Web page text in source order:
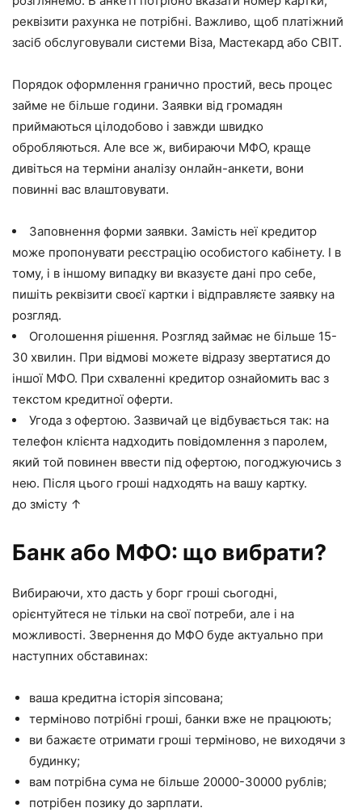
реквізити рахунка не потрібні. Важливо, щоб платіжний
засіб обслуговували системи Віза, Мастекард або СВІТ.
Порядок оформлення гранично простий, весь процес
займе не більше години. Заявки від громадян
приймаються цілодобово і завжди швидко
обробляються. Але все ж, вибираючи МФО, краще
дивіться на терміни аналізу онлайн-анкети, вони
повинні вас влаштовувати.
Заповнення форми заявки. Замість неї кредитор
може пропонувати реєстрацію особистого кабінету. І в
тому, і в іншому випадку ви вказуєте дані про себе,
пишіть реквізити своєї картки і відправляєте заявку на
розгляд.
Оголошення рішення. Розгляд займає не більше 15-
30 хвилин. При відмові можете відразу звертатися до
іншої МФО. При схваленні кредитор ознайомить вас з
текстом кредитної оферти.
Угода з офертою. Зазвичай це відбувається так: на
телефон клієнта надходить повідомлення з паролем,
який той повинен ввести під офертою, погоджуючись з
нею. Після цього гроші надходять на вашу картку.
до змісту ↑
Банк або МФО: що вибрати?
Вибираючи, хто дасть у борг гроші сьогодні,
орієнтуйтеся не тільки на свої потреби, але і на
можливості. Звернення до МФО буде актуально при
наступних обставинах:
ваша кредитна історія зіпсована;
терміново потрібні гроші, банки вже не працюють;
ви бажаєте отримати гроші терміново, не виходячи з
будинку;
вам потрібна сума не більше 20000-30000 рублів;
потрібен позику до зарплати.